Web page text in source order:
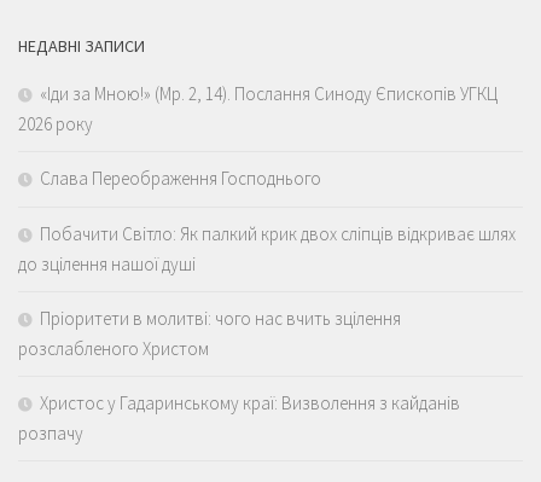
НЕДАВНІ ЗАПИСИ
«Іди за Мною!» (Мр. 2, 14). Послання Синоду Єпископів УГКЦ
2026 року
Слава Переображення Господнього
Побачити Світло: Як палкий крик двох сліпців відкриває шлях
до зцілення нашої душі
Пріоритети в молитві: чого нас вчить зцілення
розслабленого Христом
Христос у Гадаринському краї: Визволення з кайданів
розпачу